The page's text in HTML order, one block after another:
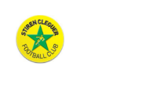
contenu